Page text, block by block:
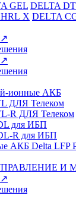
GEL DELTA DT
Х DELTA
↗
↗
ионные АКБ
ДЛЯ Телеком
R ДЛЯ Телеком
для ИБП
R для ИБП
АКБ Delta LFP
И
↗